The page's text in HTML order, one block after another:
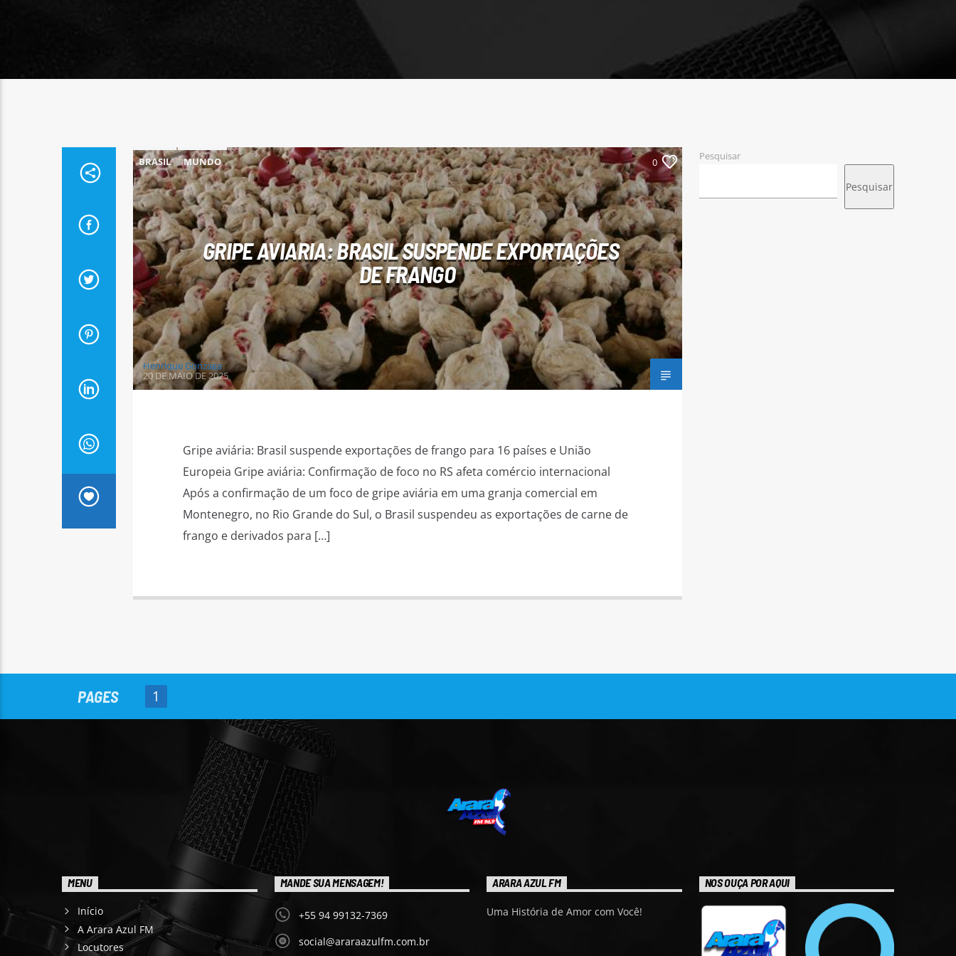
BRASIL MUNDO 0
GRIPE AVIARIA: BRASIL SUSPENDE EXPORTAÇÕES
DE FRANGO
Henrique Gonzaga
20 DE MAIO DE 2025
Gripe aviária: Brasil suspende exportações de frango para 16 países e União
Europeia Gripe aviária: Confirmação de foco no RS afeta comércio internacional
Após a confirmação de um foco de gripe aviária em uma granja comercial em
Montenegro, no Rio Grande do Sul, o Brasil suspendeu as exportações de carne de
frango e derivados para […]
Pesquisar
Pesquisar
PAGES 1
MENU
Início
A Arara Azul FM
Locutores
MANDE SUA MENSAGEM!
+55 94 99132-7369
social@araraazulfm.com.br
ARARA AZUL FM
Uma História de Amor com Você!
NOS OUÇA POR AQUI